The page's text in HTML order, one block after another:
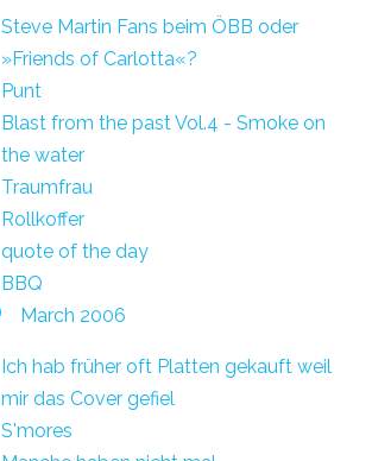
Steve Martin Fans beim ÖBB oder
»Friends of Carlotta«?
Punt
Blast from the past Vol.4 - Smoke on
the water
Traumfrau
Rollkoffer
quote of the day
BBQ
March 2006
Ich hab früher oft Platten gekauft weil
mir das Cover gefiel
S'mores